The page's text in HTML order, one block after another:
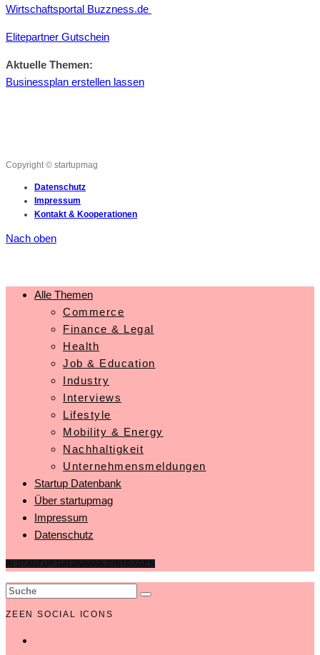
Wirtschaftsportal Buzzness.de
Elitepartner Gutschein
Aktuelle Themen:
Businessplan erstellen lassen
Copyright © startupmag
Datenschutz
Impressum
Kontakt & Kooperationen
Nach oben
Alle Themen
Commerce
Finance & Legal
Health
Job & Education
Industry
Interviews
Lifestyle
Mobility & Energy
Nachhaltigkeit
Unternehmensmeldungen
Startup Datenbank
Über startupmag
Impressum
Datenschutz
ZEEN SOCIAL ICONS